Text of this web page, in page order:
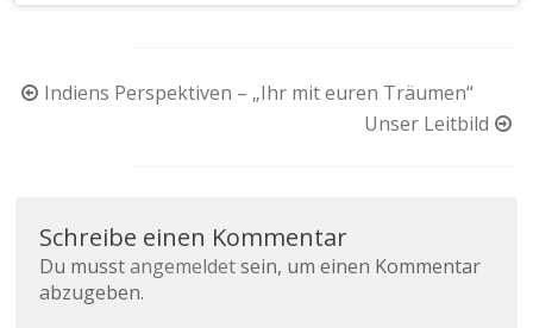
Beitragsnavigation
Indiens Perspektiven – „Ihr mit euren Träumen“
Unser Leitbild
Schreibe einen Kommentar
Du musstangemeldetsein, um einen Kommentar
abzugeben.